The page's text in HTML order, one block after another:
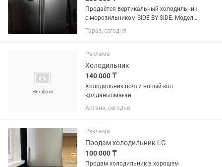
Продаётся вертикальный холодильник
с морозильником SIDE BY SIDE. Модель
GR-B207WLQA. Б/у в хорошем
состоянии. Самовывоз. Возможно
уместен
Тараз, сегодня
Реклама
Холодильник
140 000 ₸
Холодильник почти новый көп
қолданылмаған
Астана, сегодня
Реклама
Продам холодильник LG
100 000 ₸
Продам холодильник в хорошем